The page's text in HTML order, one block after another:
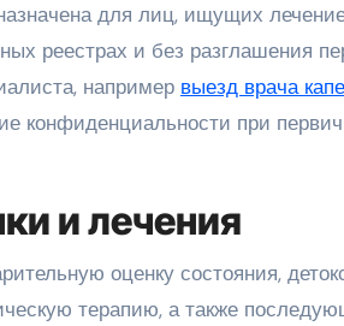
реестрах и без разглашения
например выезд врача
конфиденциальности при
и лечения
оценку состояния,
терапию, а также